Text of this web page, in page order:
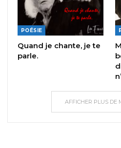
POÉSIE
Quand je chante, je te
parle.
AFFICHER PLUS DE